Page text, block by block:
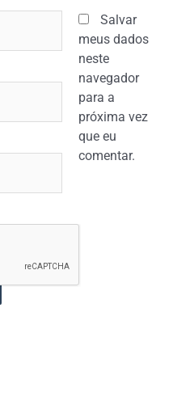
Salvar
meus dados
neste
navegador
para a
próxima vez
que eu
comentar.